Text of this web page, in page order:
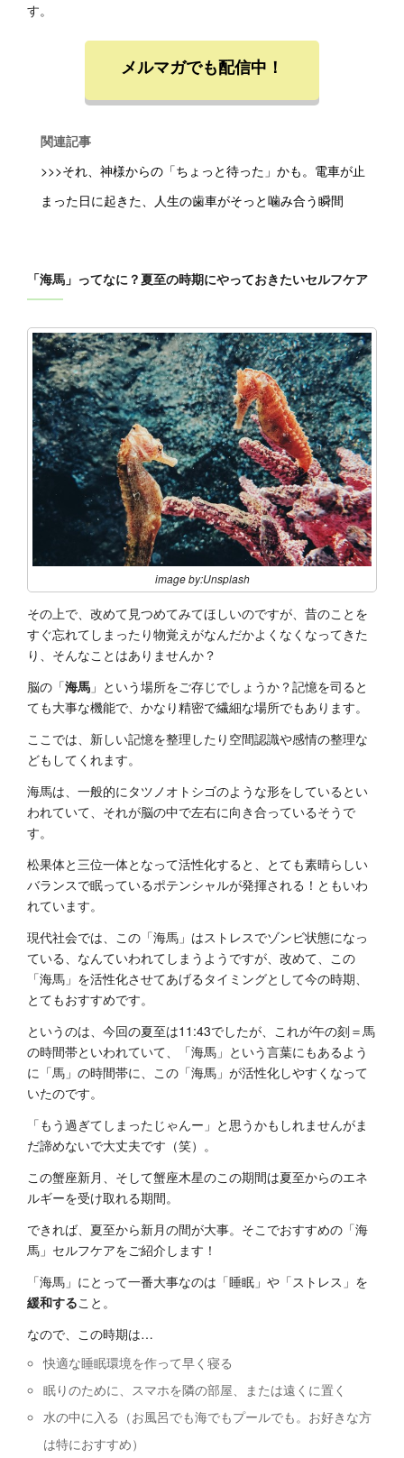
す。
メルマガでも配信中！
関連記事
>>>それ、神様からの「ちょっと待った」かも。電車が止
まった日に起きた、人生の歯車がそっと噛み合う瞬間
「海馬」ってなに？夏至の時期にやっておきたいセルフケア
image by:Unsplash
その上で、改めて見つめてみてほしいのですが、昔のことを
すぐ忘れてしまったり物覚えがなんだかよくなくなってきた
り、そんなことはありませんか？
脳の「海馬 」という場所をご存じでしょうか？記憶を司ると
ても大事な機能で、かなり精密で繊細な場所でもあります。
ここでは、新しい記憶を整理したり空間認識や感情の整理な
どもしてくれます。
海馬は、一般的にタツノオトシゴのような形をしているとい
われていて、それが脳の中で左右に向き合っているそうで
す。
松果体と三位一体となって活性化すると、とても素晴らしい
バランスで眠っているポテンシャルが発揮される！ともいわ
れています。
現代社会では、この「海馬」はストレスでゾンビ状態になっ
ている、なんていわれてしまうようですが、改めて、この
「海馬」を活性化させてあげるタイミングとして今の時期、
とてもおすすめです。
というのは、今回の夏至は11:43でしたが、これが午の刻＝馬
の時間帯といわれていて、「海馬」という言葉にもあるよう
に「馬」の時間帯に、この「海馬」が活性化しやすくなって
いたのです。
「もう過ぎてしまったじゃんー」と思うかもしれませんがま
だ諦めないで大丈夫です（笑）。
この蟹座新月、そして蟹座木星のこの期間は夏至からのエネ
ルギーを受け取れる期間。
できれば、夏至から新月の間が大事。そこでおすすめの「海
馬」セルフケアをご紹介します！
「海馬」にとって一番大事なのは「睡眠」や「ストレス」を
緩和すること。
なので、この時期は…
快適な睡眠環境を作って早く寝る
眠りのために、スマホを隣の部屋、または遠くに置く
水の中に入る（お風呂でも海でもプールでも。お好きな方
は特におすすめ）